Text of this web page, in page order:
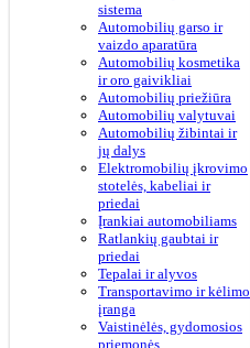
sistema
Automobilių garso ir
vaizdo aparatūra
Automobilių kosmetika
ir oro gaivikliai
Automobilių priežiūra
Automobilių valytuvai
Automobilių žibintai ir
jų dalys
Elektromobilių įkrovimo
stotelės, kabeliai ir
priedai
Įrankiai automobiliams
Ratlankių gaubtai ir
priedai
Tepalai ir alyvos
Transportavimo ir kėlimo
įranga
Vaistinėlės, gydomosios
priemonės